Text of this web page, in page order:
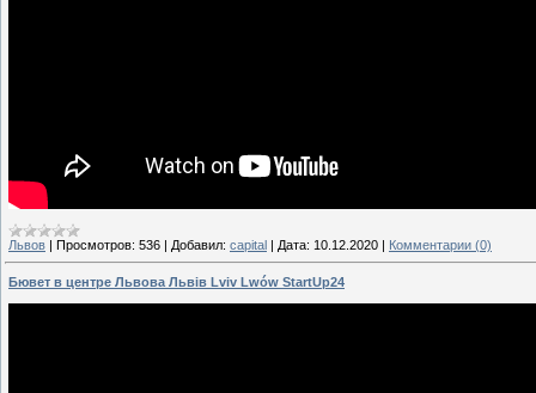
Львов Просмотров: 536 Добавил: capital Дата: 10.12.2020 Комментарии (0)
Бювет в центре Львова Львів Lviv Lwów StartUp24